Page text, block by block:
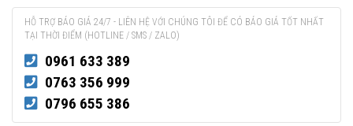
HỖ TRỢ BÁO GIÁ 24/7 - LIÊN HỆ VỚI CHÚNG TÔI ĐỂ CÓ BÁO GIÁ TỐT NHẤT
TẠI THỜI ĐIỂM (HOTLINE / SMS / ZALO)
0961 633 389
0763 356 999
0796 655 386